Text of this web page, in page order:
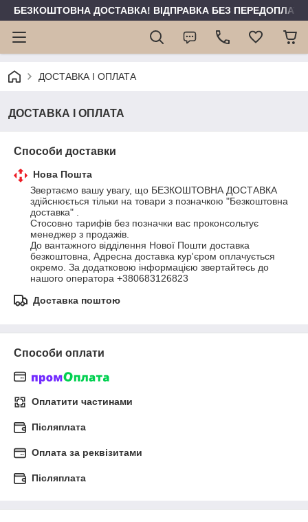
БЕЗКОШТОВНА ДОСТАВКА! ВІДПРАВКА БЕЗ ПЕРЕДОПЛАТИ
ДОСТАВКА І ОПЛАТА
ДОСТАВКА І ОПЛАТА
Способи доставки
Нова Пошта
Звертаємо вашу увагу, що БЕЗКОШТОВНА ДОСТАВКА
здійснюється тільки на товари з позначкою "Безкоштовна
доставка" .
Стосовно тарифів без позначки вас проконсольтує
менеджер з продажів.
До вантажного відділення Нової Пошти доставка
безкоштовна, Адресна доставка кур'єром оплачується
окремо. За додатковою інформацією звертайтесь до
нашого оператора +380683126823
Доставка поштою
Способи оплати
Оплатити частинами
Післяплата
Оплата за реквізитами
Післяплата